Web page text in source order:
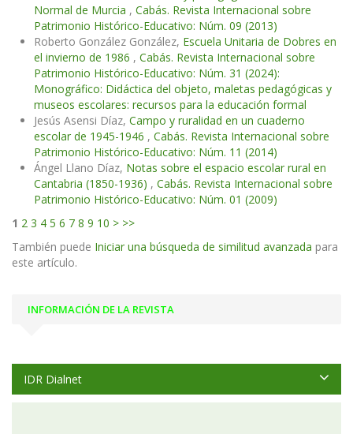
Normal de Murcia , Cabás. Revista Internacional sobre
Patrimonio Histórico-Educativo: Núm. 09 (2013)
Roberto González González, Escuela Unitaria de Dobres en
el invierno de 1986 , Cabás. Revista Internacional sobre
Patrimonio Histórico-Educativo: Núm. 31 (2024):
Monográfico: Didáctica del objeto, maletas pedagógicas y
museos escolares: recursos para la educación formal
Jesús Asensi Díaz, Campo y ruralidad en un cuaderno
escolar de 1945-1946 , Cabás. Revista Internacional sobre
Patrimonio Histórico-Educativo: Núm. 11 (2014)
Ángel Llano Díaz, Notas sobre el espacio escolar rural en
Cantabria (1850-1936) , Cabás. Revista Internacional sobre
Patrimonio Histórico-Educativo: Núm. 01 (2009)
1 2 3 4 5 6 7 8 9 10 > >>
También puede Iniciar una búsqueda de similitud avanzada para
este artículo.
INFORMACIÓN DE LA REVISTA
IDR Dialnet